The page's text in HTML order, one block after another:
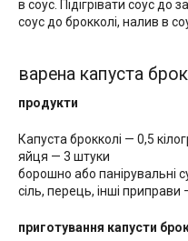
в соус. Підігрівати соус до
соус до брокколі, налив в
варена капуста
продукти
Капуста брокколі — 0,5
яйця — 3 штуки
борошно або панірувальні
сіль, перець, інші
приготування капусти